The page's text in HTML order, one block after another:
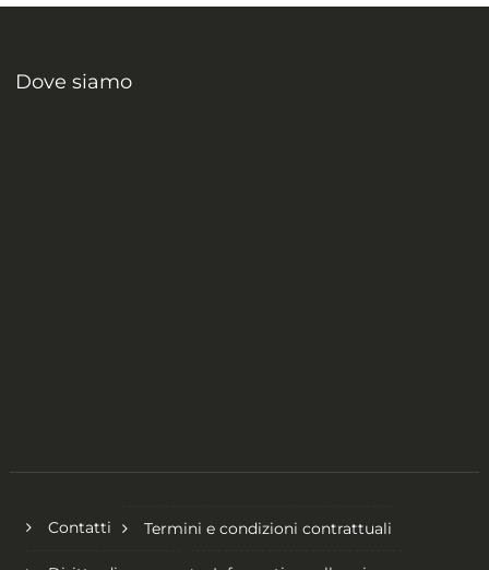
Dove siamo
Contatti Termini e condizioni contrattuali